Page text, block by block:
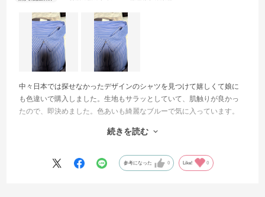
中々日本では探せなかったデザインのシャツを見つけて嬉しくて娘に
も色違いで購入しました。生地もサラッとしていて、肌触りが良かっ
たので、即決めました。色あいも綺麗なブルーで気に入っています。
やすいレイアウト、そしてスタッフの方々がとても親切で丁寧な対応
いました。
続きを読む
参考になった 0 Like! 0